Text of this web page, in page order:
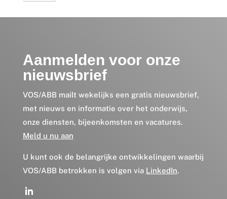
Aanmelden voor onze
nieuwsbrief
VOS/ABB mailt wekelijks een gratis nieuwsbrief,
met nieuws en informatie over het onderwijs,
onze diensten, bijeenkomsten en vacatures.
Meld u nu aan
U kunt ook de belangrijke ontwikkelingen waarbij
VOS/ABB betrokken is volgen via LinkedIn.